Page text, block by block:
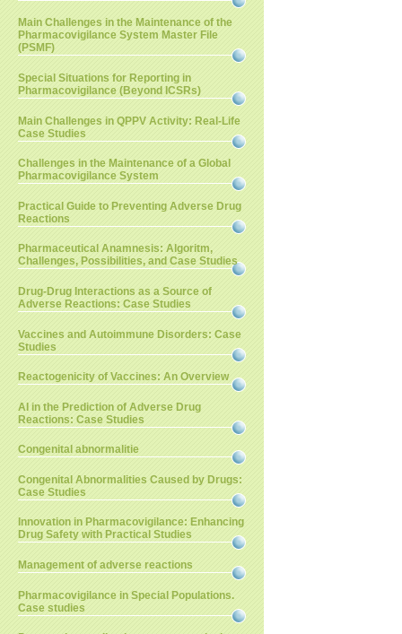
Main Challenges in the Maintenance of the
Pharmacovigilance System Master File
(PSMF)
Special Situations for Reporting in
Pharmacovigilance (Beyond ICSRs)
Main Challenges in QPPV Activity: Real-Life
Case Studies
Challenges in the Maintenance of a Global
Pharmacovigilance System
Practical Guide to Preventing Adverse Drug
Reactions
Pharmaceutical Anamnesis: Algoritm,
Challenges, Possibilities, and Case Studies
Drug-Drug Interactions as a Source of
Adverse Reactions: Case Studies
Vaccines and Autoimmune Disorders: Case
Studies
Reactogenicity of Vaccines: An Overview
AI in the Prediction of Adverse Drug
Reactions: Case Studies
Congenital abnormalitie
Congenital Abnormalities Caused by Drugs:
Case Studies
Innovation in Pharmacovigilance: Enhancing
Drug Safety with Practical Studies
Management of adverse reactions
Pharmacovigilance in Special Populations.
Case studies